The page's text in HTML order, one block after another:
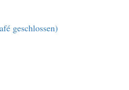
geschlossen)